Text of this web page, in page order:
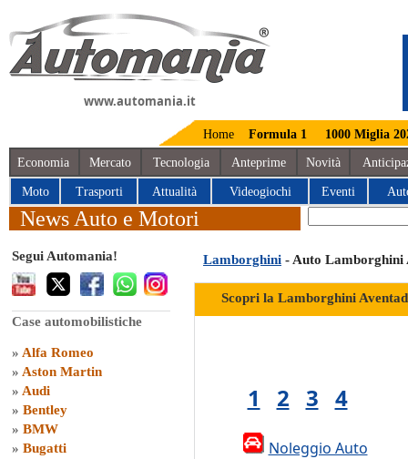
www.automania.it
Home Formula 1 1000 Miglia
Economia Mercato Tecnologia Anteprime Novità
Moto Trasporti Attualità Videogiochi Eventi
News Auto e Motori
Segui Automania!
Case automobilistiche
» Alfa Romeo
» Aston Martin
» Audi
» Bentley
» BMW
» Bugatti
Lamborghini - Auto Lamborghini
Scopri la Lamborghini
1 2 3 4
Noleggio Auto